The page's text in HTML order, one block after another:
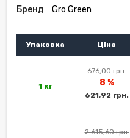
Бренд Gro Green
Упаковка Ціна
1 кг
676,00 грн.
8 %
621,92 грн.
2 615,60 грн.